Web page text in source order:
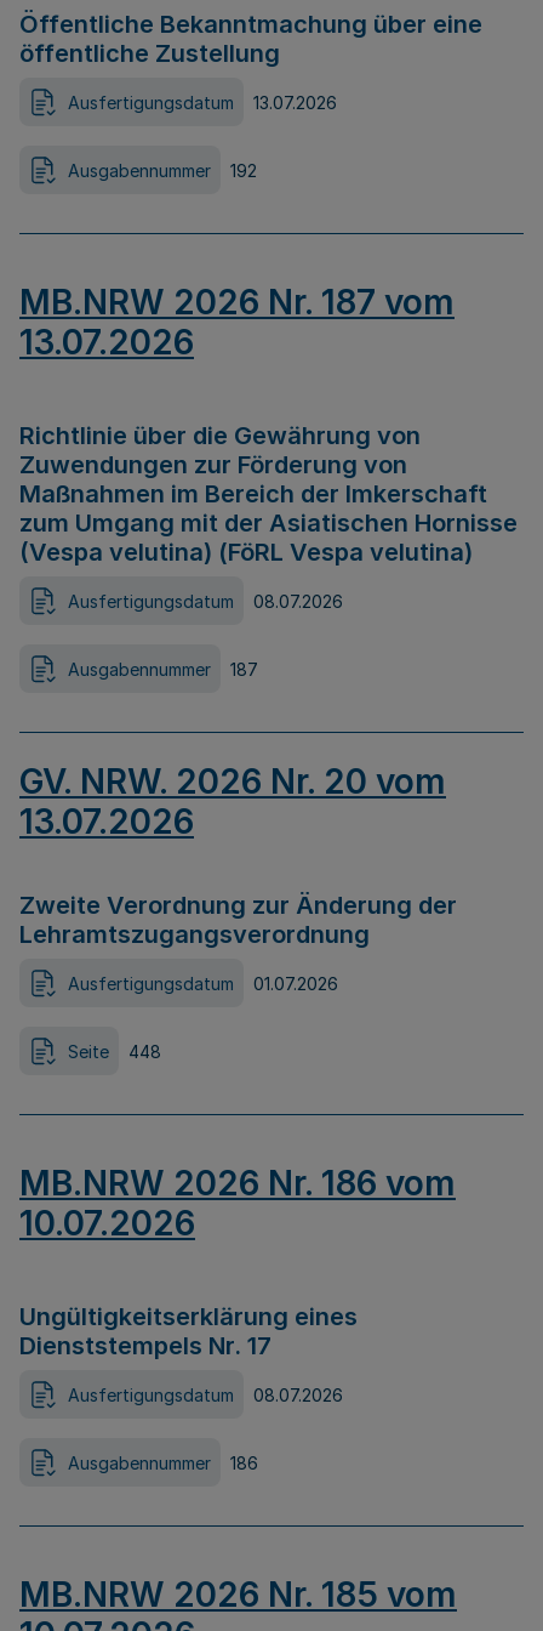
Öffentliche Bekanntmachung über eine
öffentliche Zustellung
Ausfertigungsdatum 13.07.2026
Ausgabennummer 192
MB.NRW 2026 Nr. 187 vom
13.07.2026
Richtlinie über die Gewährung von
Zuwendungen zur Förderung von
Maßnahmen im Bereich der Imkerschaft
zum Umgang mit der Asiatischen Hornisse
(Vespa velutina) (FöRL Vespa velutina)
Ausfertigungsdatum 08.07.2026
Ausgabennummer 187
GV. NRW. 2026 Nr. 20 vom
13.07.2026
Zweite Verordnung zur Änderung der
Lehramtszugangsverordnung
Ausfertigungsdatum 01.07.2026
Seite 448
MB.NRW 2026 Nr. 186 vom
10.07.2026
Ungültigkeitserklärung eines
Dienststempels Nr. 17
Ausfertigungsdatum 08.07.2026
Ausgabennummer 186
MB.NRW 2026 Nr. 185 vom